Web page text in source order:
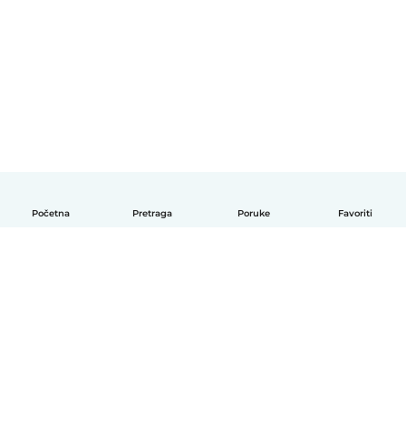
Početna Pretraga Poruke Favoriti